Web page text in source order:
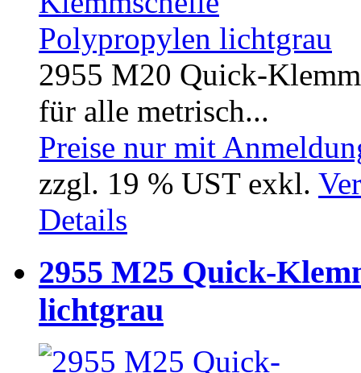
2955 M20 Quick-
für alle metrisch...
Preise nur mit
zzgl. 19 % UST exkl.
Details
2955 M25 Quick-
lichtgrau